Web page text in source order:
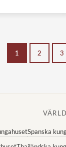
1 2 3
Spanska